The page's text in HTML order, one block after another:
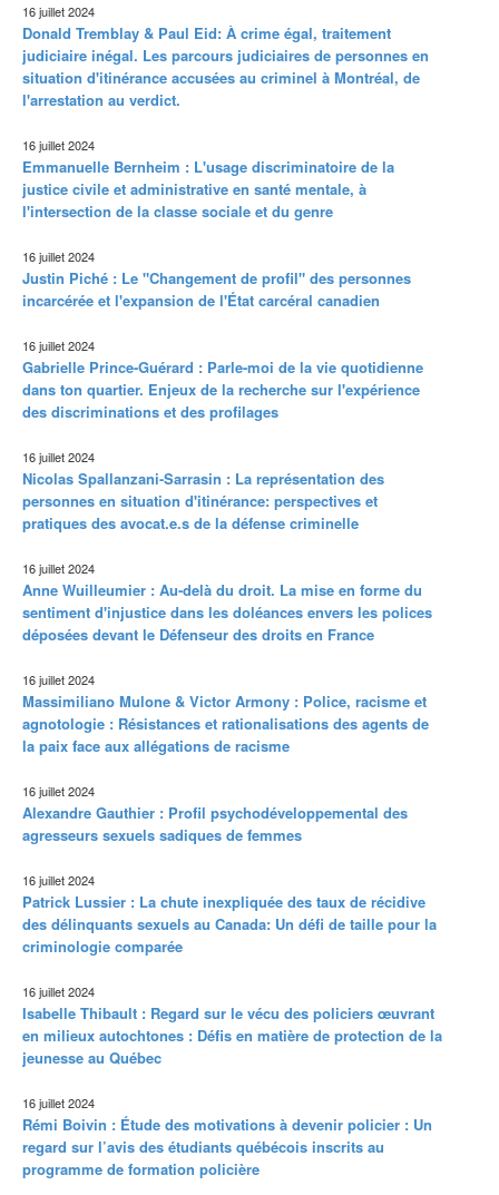
16 juillet 2024
Donald Tremblay & Paul Eid: À crime égal, traitement
judiciaire inégal. Les parcours judiciaires de personnes en
situation d'itinérance accusées au criminel à Montréal, de
l'arrestation au verdict.
16 juillet 2024
Emmanuelle Bernheim : L'usage discriminatoire de la
justice civile et administrative en santé mentale, à
l'intersection de la classe sociale et du genre
16 juillet 2024
Justin Piché : Le "Changement de profil" des personnes
incarcérée et l'expansion de l'État carcéral canadien
16 juillet 2024
Gabrielle Prince-Guérard : Parle-moi de la vie quotidienne
dans ton quartier. Enjeux de la recherche sur l'expérience
des discriminations et des profilages
16 juillet 2024
Nicolas Spallanzani-Sarrasin : La représentation des
personnes en situation d'itinérance: perspectives et
pratiques des avocat.e.s de la défense criminelle
16 juillet 2024
Anne Wuilleumier : Au-delà du droit. La mise en forme du
sentiment d'injustice dans les doléances envers les polices
déposées devant le Défenseur des droits en France
16 juillet 2024
Massimiliano Mulone & Victor Armony : Police, racisme et
agnotologie : Résistances et rationalisations des agents de
la paix face aux allégations de racisme
16 juillet 2024
Alexandre Gauthier : Profil psychodéveloppemental des
agresseurs sexuels sadiques de femmes
16 juillet 2024
Patrick Lussier : La chute inexpliquée des taux de récidive
des délinquants sexuels au Canada: Un défi de taille pour la
criminologie comparée
16 juillet 2024
Isabelle Thibault : Regard sur le vécu des policiers œuvrant
en milieux autochtones : Défis en matière de protection de la
jeunesse au Québec
16 juillet 2024
Rémi Boivin : Étude des motivations à devenir policier : Un
regard sur l’avis des étudiants québécois inscrits au
programme de formation policière